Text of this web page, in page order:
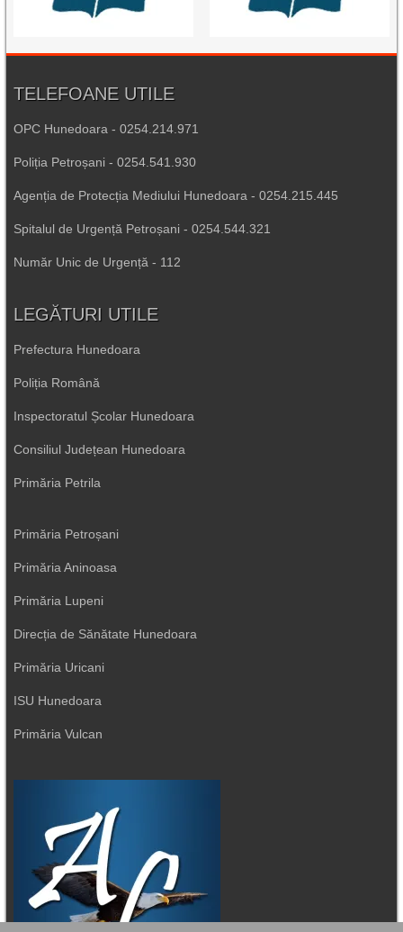
TELEFOANE UTILE
OPC Hunedoara - 0254.214.971
Poliția Petroșani - 0254.541.930
Agenția de Protecția Mediului Hunedoara - 0254.215.445
Spitalul de Urgență Petroșani - 0254.544.321
Număr Unic de Urgență - 112
LEGĂTURI UTILE
Prefectura Hunedoara
Poliția Română
Inspectoratul Școlar Hunedoara
Consiliul Județean Hunedoara
Primăria Petrila
Primăria Petroșani
Primăria Aninoasa
Primăria Lupeni
Direcția de Sănătate Hunedoara
Primăria Uricani
ISU Hunedoara
Primăria Vulcan